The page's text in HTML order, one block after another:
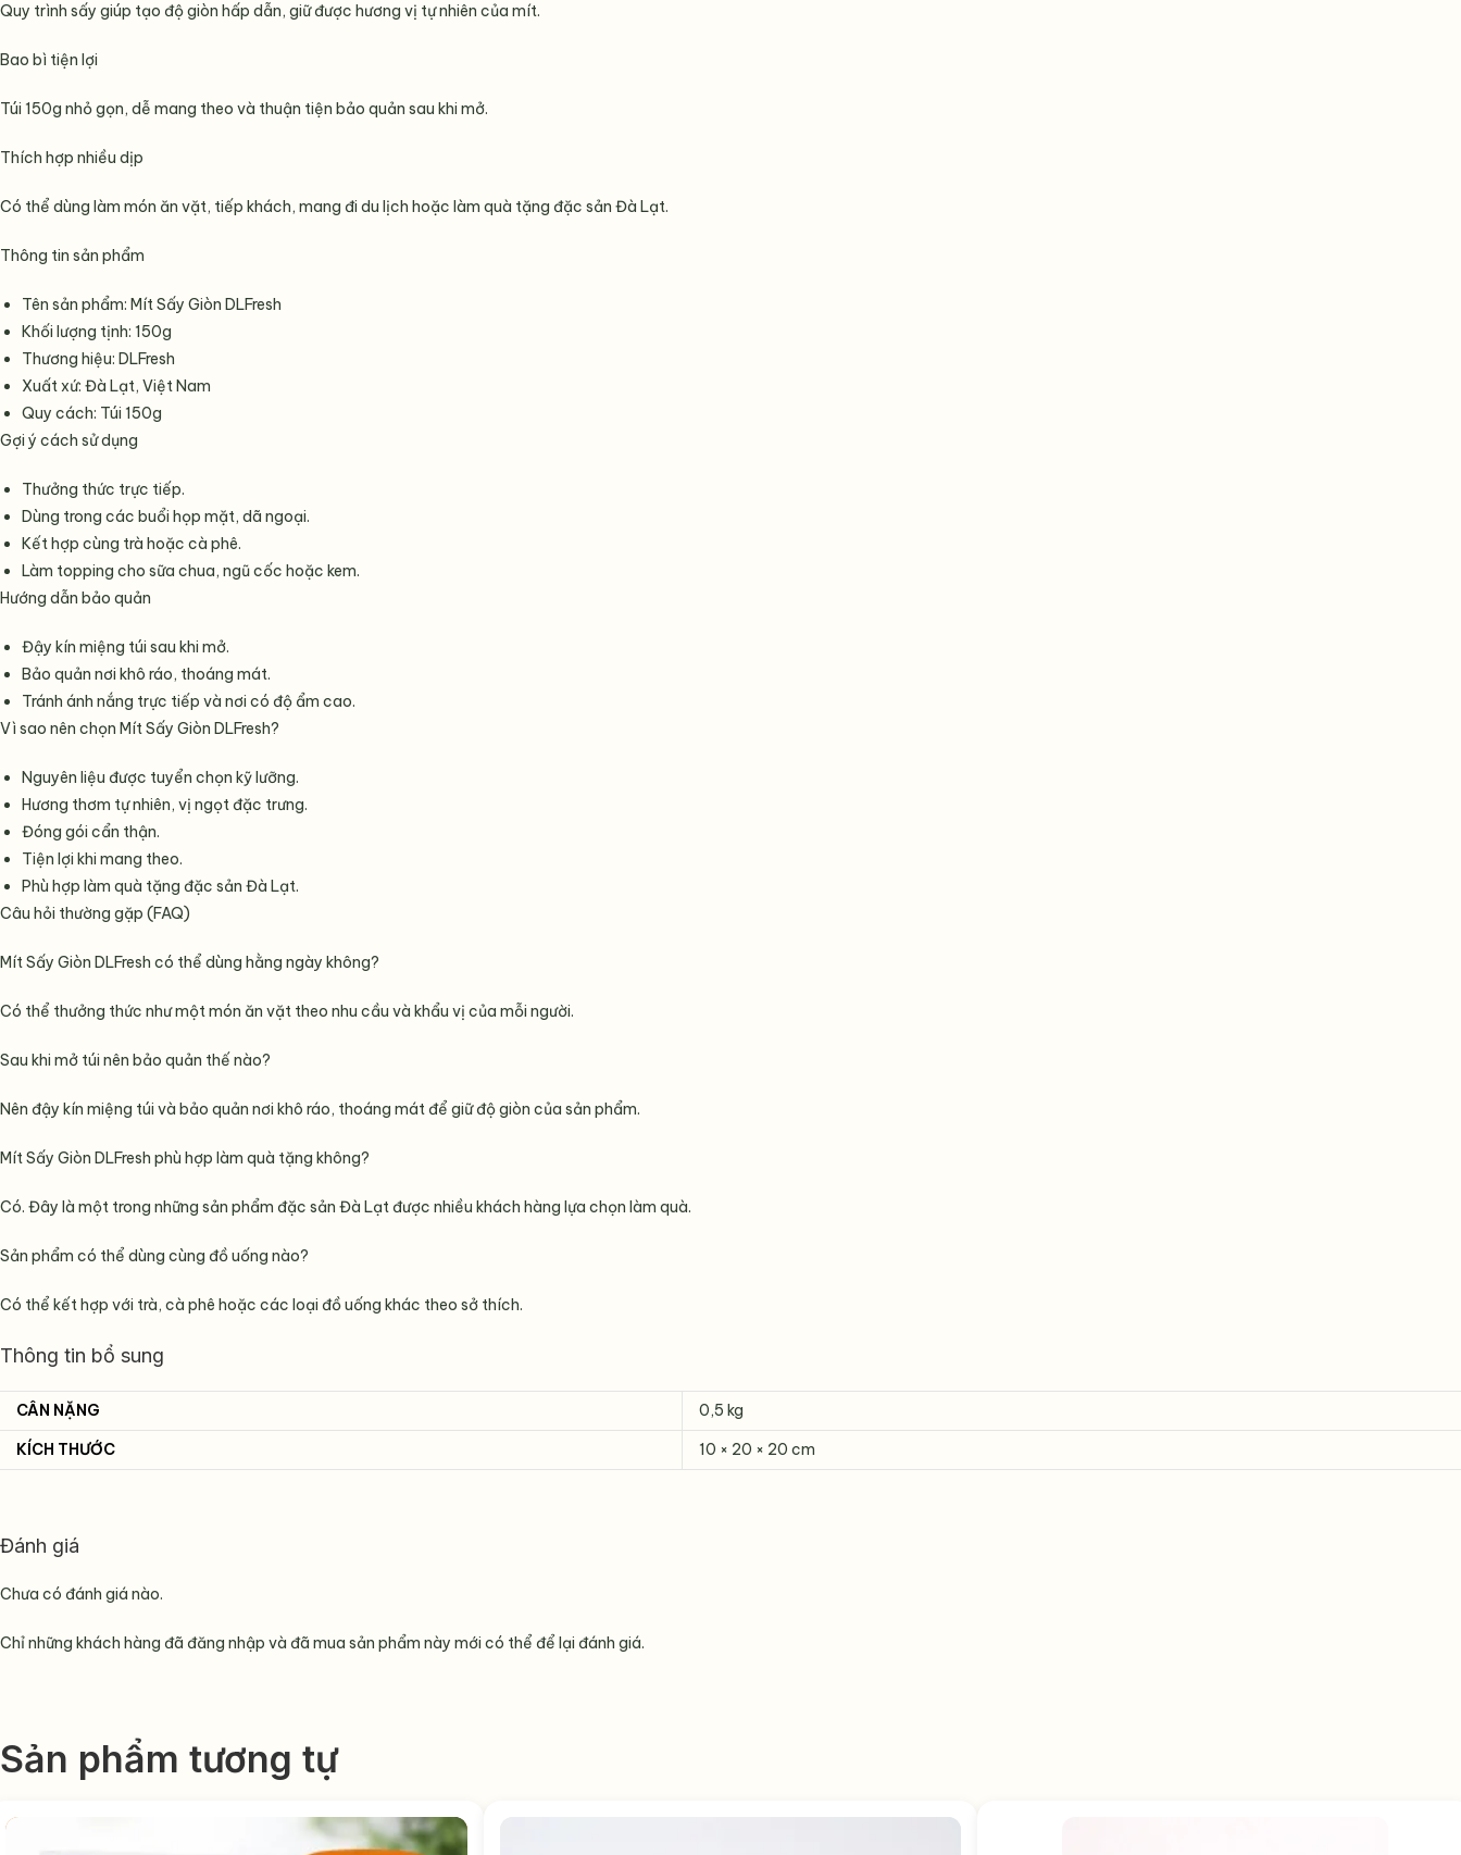
Quy trình sấy giúp tạo độ giòn hấp dẫn, giữ được hương vị tự nhiên của mít.
Bao bì tiện lợi
Túi 150g nhỏ gọn, dễ mang theo và thuận tiện bảo quản sau khi mở.
Thích hợp nhiều dịp
Có thể dùng làm món ăn vặt, tiếp khách, mang đi du lịch hoặc làm quà tặng đặc sản Đà Lạt.
Thông tin sản phẩm
Tên sản phẩm: Mít Sấy Giòn DLFresh
Khối lượng tịnh: 150g
Thương hiệu: DLFresh
Xuất xứ: Đà Lạt, Việt Nam
Quy cách: Túi 150g
Gợi ý cách sử dụng
Thưởng thức trực tiếp.
Dùng trong các buổi họp mặt, dã ngoại.
Kết hợp cùng trà hoặc cà phê.
Làm topping cho sữa chua, ngũ cốc hoặc kem.
Hướng dẫn bảo quản
Đậy kín miệng túi sau khi mở.
Bảo quản nơi khô ráo, thoáng mát.
Tránh ánh nắng trực tiếp và nơi có độ ẩm cao.
Vì sao nên chọn Mít Sấy Giòn DLFresh?
Nguyên liệu được tuyển chọn kỹ lưỡng.
Hương thơm tự nhiên, vị ngọt đặc trưng.
Đóng gói cẩn thận.
Tiện lợi khi mang theo.
Phù hợp làm quà tặng đặc sản Đà Lạt.
Câu hỏi thường gặp (FAQ)
Mít Sấy Giòn DLFresh có thể dùng hằng ngày không?
Có thể thưởng thức như một món ăn vặt theo nhu cầu và khẩu vị của mỗi người.
Sau khi mở túi nên bảo quản thế nào?
Nên đậy kín miệng túi và bảo quản nơi khô ráo, thoáng mát để giữ độ giòn của sản phẩm.
Mít Sấy Giòn DLFresh phù hợp làm quà tặng không?
Có. Đây là một trong những sản phẩm đặc sản Đà Lạt được nhiều khách hàng lựa chọn làm quà.
Sản phẩm có thể dùng cùng đồ uống nào?
Có thể kết hợp với trà, cà phê hoặc các loại đồ uống khác theo sở thích.
Thông tin bổ sung
CÂN NẶNG
0,5 kg
KÍCH THƯỚC
10 × 20 × 20 cm
Đánh giá
Chưa có đánh giá nào.
Chỉ những khách hàng đã đăng nhập và đã mua sản phẩm này mới có thể để lại đánh giá.
Sản phẩm tương tự